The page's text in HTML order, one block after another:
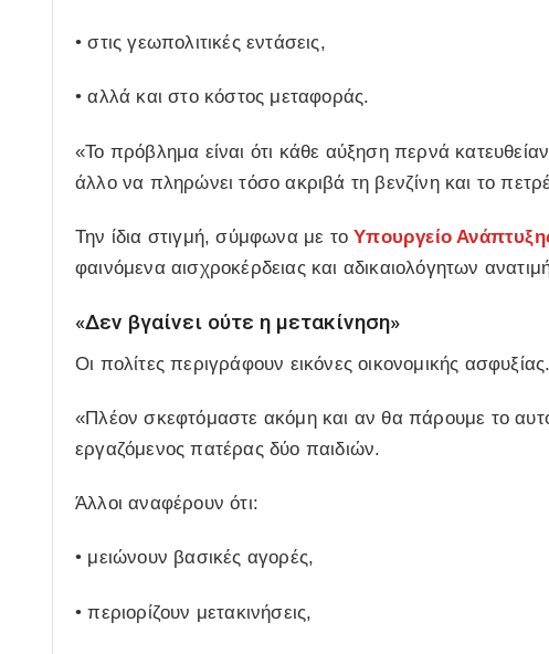
• στις γεωπολιτικές εντάσεις,
• αλλά και στο κόστος μεταφοράς.
«Το πρόβλημα είναι ότι κάθε αύξηση περνά
άλλο να πληρώνει τόσο ακριβά τη βενζίνη και το
Την ίδια στιγμή, σύμφωνα με τοΥπουργείο
φαινόμενα αισχροκέρδειας και αδικαιολόγητων
«Δεν βγαίνει ούτε η μετακίνηση»
Οι πολίτες περιγράφουν εικόνες οικονομικής ασφυξίας.
«Πλέον σκεφτόμαστε ακόμη και αν θα πάρουμε το
εργαζόμενος πατέρας δύο παιδιών.
Άλλοι αναφέρουν ότι:
• μειώνουν βασικές αγορές,
• περιορίζουν μετακινήσεις,